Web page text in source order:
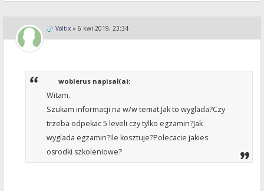
Voltix » 6 kwi 2019, 23:34
woblerus napisał(a):
Witam.
Szukam informacji na w/w temat.Jak to wyglada?Czy
trzeba odpekac 5 leveli czy tylko egzamin?Jak
wyglada egzamin?Ile kosztuje?Polecacie jakies
osrodki szkoleniowe?